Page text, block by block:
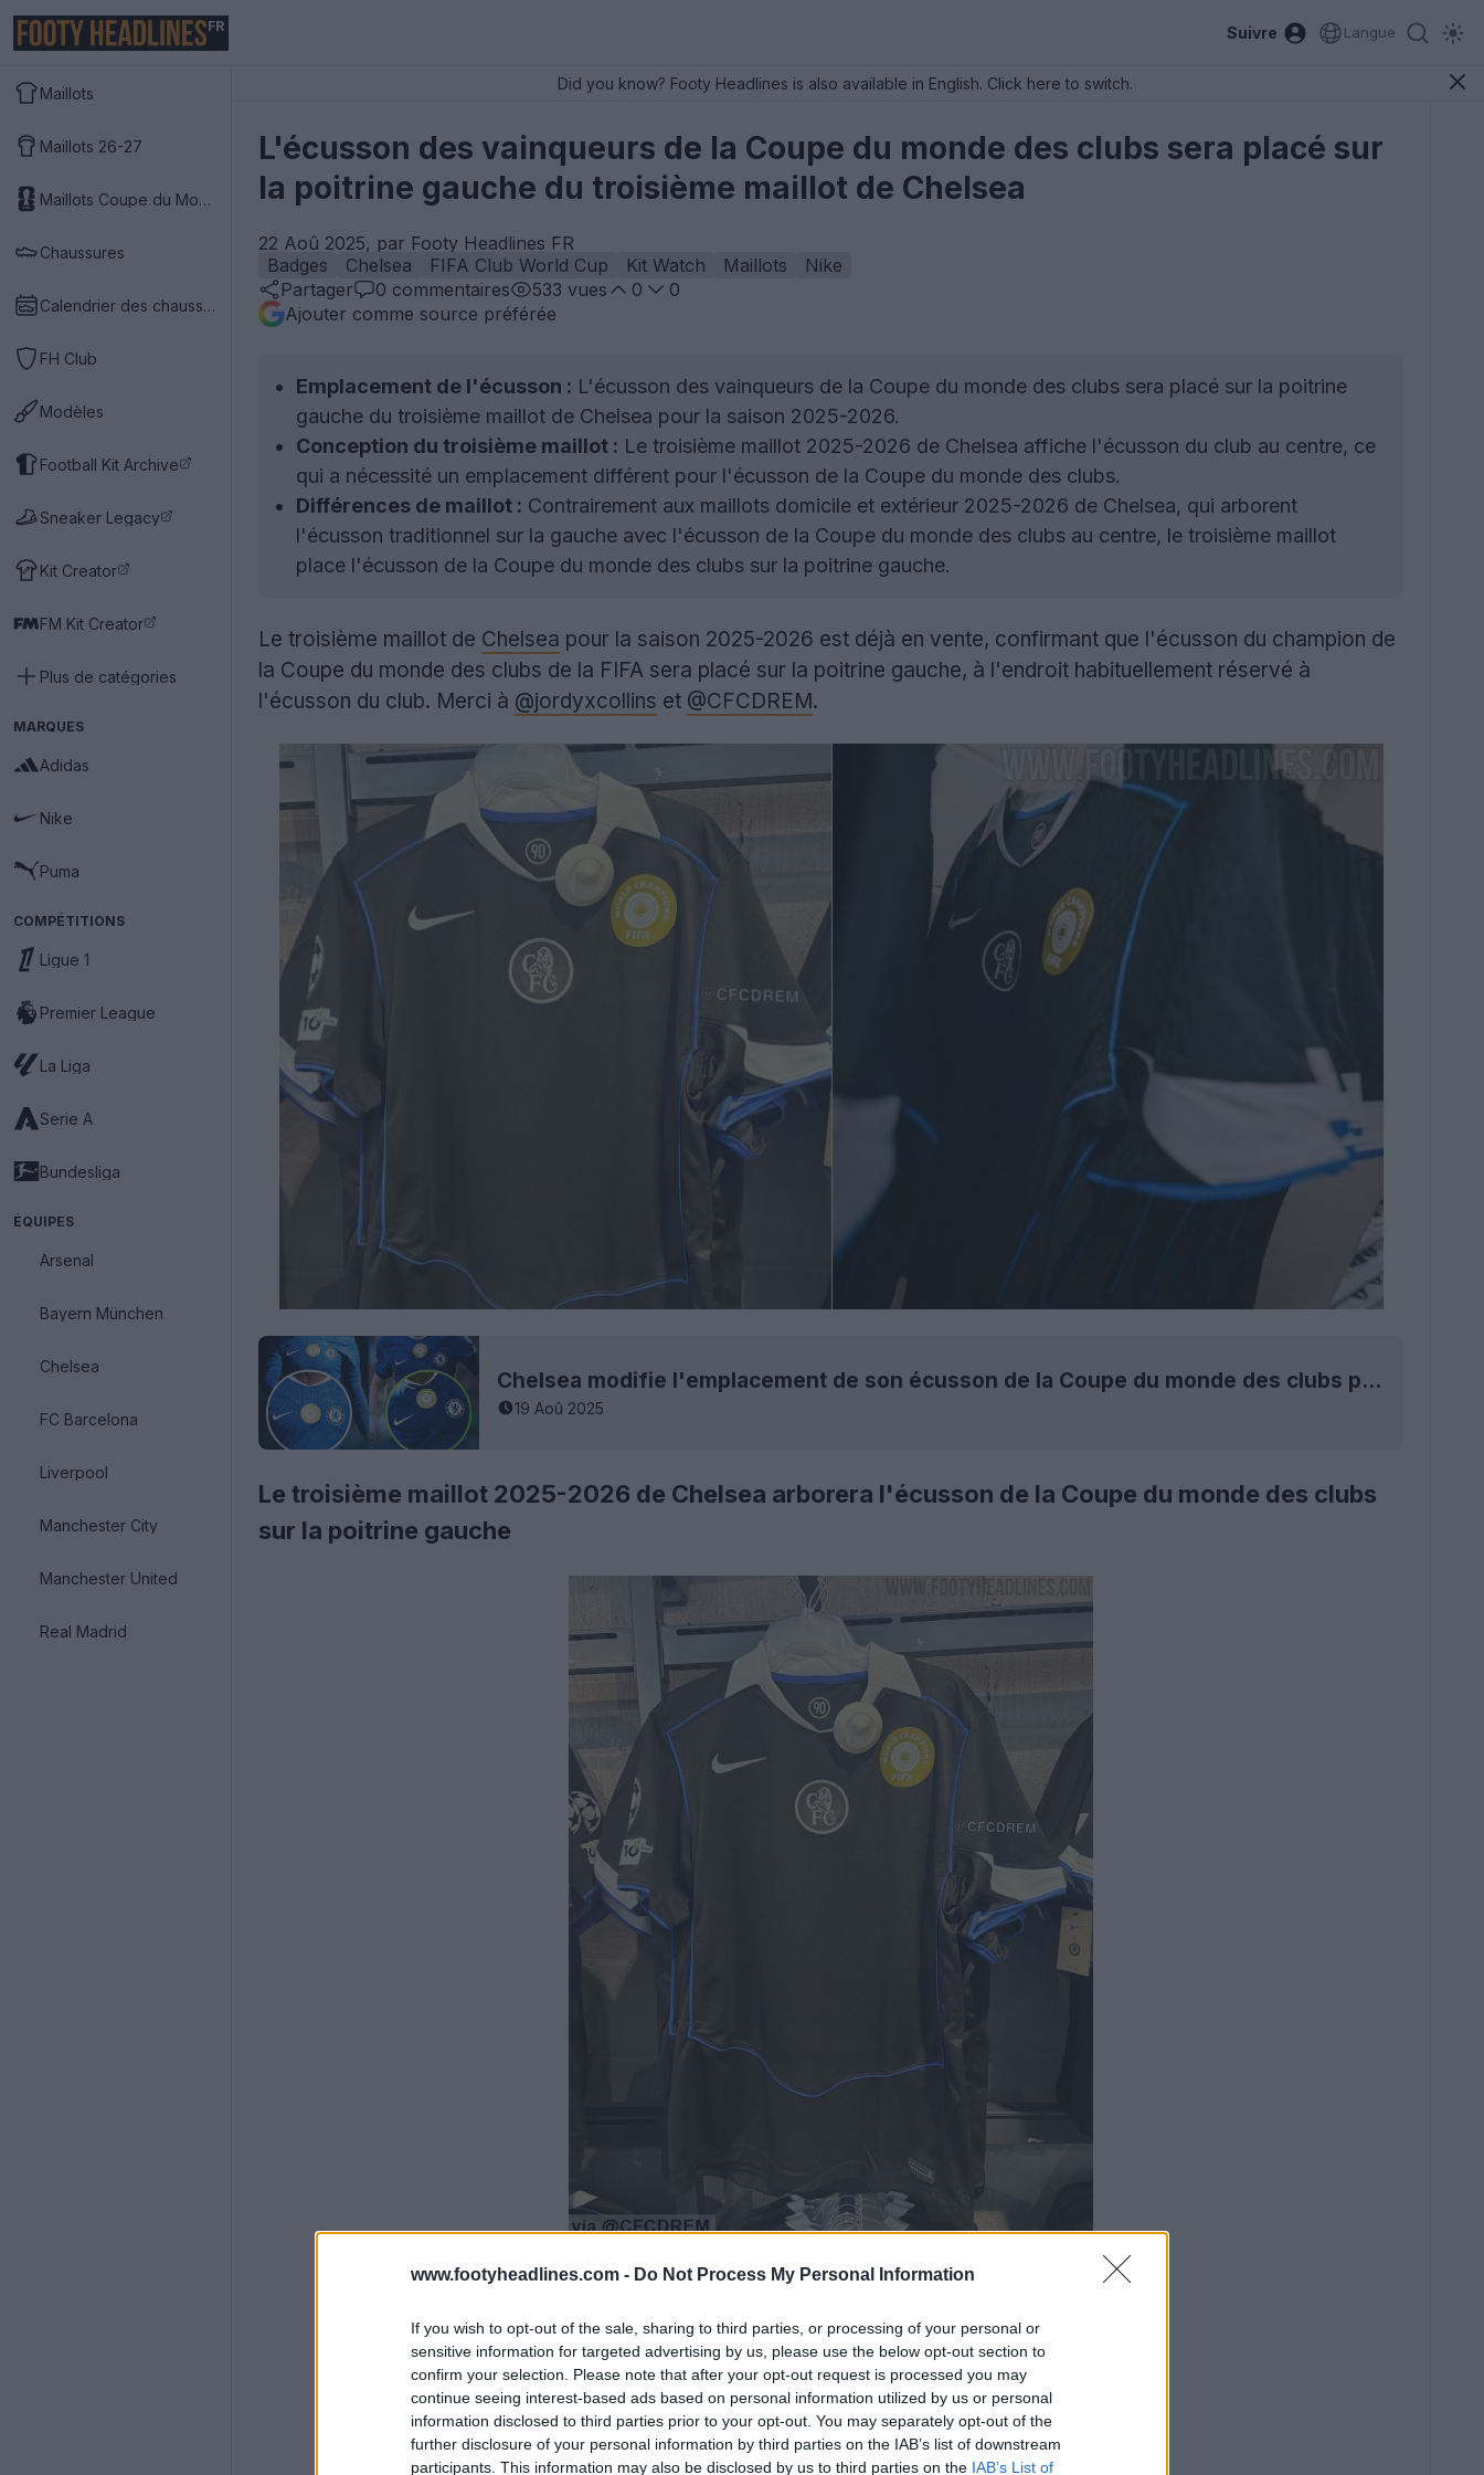
www.footyheadlines.com - Do Not Process My Personal Information
If you wish to opt-out of the sale, sharing to third parties, or processing of your personal or
sensitive information for targeted advertising by us, please use the below opt-out section to
confirm your selection. Please note that after your opt-out request is processed you may
continue seeing interest-based ads based on personal information utilized by us or personal
information disclosed to third parties prior to your opt-out. You may separately opt-out of the
further disclosure of your personal information by third parties on the IAB’s list of downstream
participants. This information may also be disclosed by us to third parties on the IAB’s List of
FR Suivre Langue
Maillots
Maillots 26-27
Maillots Coupe du Monde 2026
Chaussures
Calendrier des chaussures
FH Club
Modèles
Football Kit Archive
Sneaker Legacy
Kit Creator
FM Kit Creator
Plus de catégories
MARQUES
Adidas
Nike
Puma
COMPÉTITIONS
Ligue 1
Premier League
La Liga
Serie A
Bundesliga
ÉQUIPES
Arsenal
Bayern München
Chelsea
FC Barcelona
Liverpool
Manchester City
Manchester United
Real Madrid
Did you know? Footy Headlines is also available in English. Click here to switch.
L'écusson des vainqueurs de la Coupe du monde des clubs sera placé sur
la poitrine gauche du troisième maillot de Chelsea
22 Aoû 2025, par Footy Headlines FR
Badges
Chelsea FIFA Club World Cup Kit Watch Maillots
Nike
Partager
0 commentaires 533 vues 0
0
Ajouter comme source préférée
Emplacement de l'écusson : L'écusson des vainqueurs de la Coupe du monde des clubs sera placé sur la poitrine
gauche du troisième maillot de Chelsea pour la saison 2025-2026.
Conception du troisième maillot : Le troisième maillot 2025-2026 de Chelsea affiche l'écusson du club au centre, ce
qui a nécessité un emplacement différent pour l'écusson de la Coupe du monde des clubs.
Différences de maillot : Contrairement aux maillots domicile et extérieur 2025-2026 de Chelsea, qui arborent
l'écusson traditionnel sur la gauche avec l'écusson de la Coupe du monde des clubs au centre, le troisième maillot
place l'écusson de la Coupe du monde des clubs sur la poitrine gauche.
Le troisième maillot de Chelsea pour la saison 2025-2026 est déjà en vente, confirmant que l'écusson du champion de
la Coupe du monde des clubs de la FIFA sera placé sur la poitrine gauche, à l'endroit habituellement réservé à
l'écusson du club. Merci à @jordyxcollins et @CFCDREM.
Chelsea modifie l'emplacement de son écusson de la Coupe du monde des clubs pour la saison de Premier League
19 Aoû 2025
Le troisième maillot 2025-2026 de Chelsea arborera l'écusson de la Coupe du monde des clubs
sur la poitrine gauche